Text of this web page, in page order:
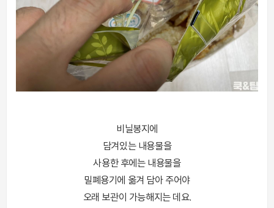
비닐봉지에
담겨있는 내용물을
사용한 후에는 내용물을
밀폐용기에 옮겨 담아 주어야
오래 보관이 가능해지는 데요.